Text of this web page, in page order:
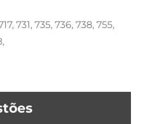
731, 735, 736, 738, 755,